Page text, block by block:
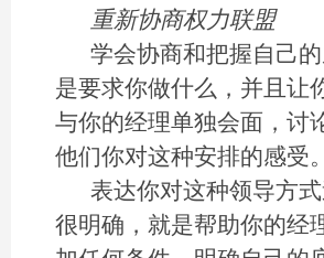
重新协商权力联盟
学会协商和把握自己
是要求你做什么，并且让
与你的经理单独会面，讨
他们你对这种安排的感受。
表达你对这种领导方
很明确，就是帮助你的经